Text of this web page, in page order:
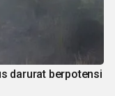
darurat berpotensi